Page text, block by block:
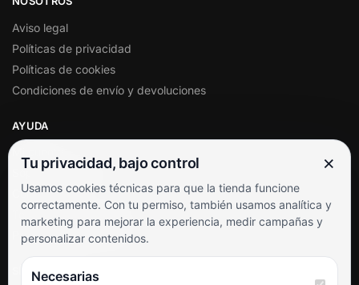
Aviso legal
Políticas de privacidad
Políticas de cookies
Condiciones de envío y devoluciones
AYUDA
Soporte al cliente
Contacto
Términos y condiciones
Preguntas frecuentes
SÍGUENOS
Tu privacidad, bajo control ×
Usamos cookies técnicas para que la tienda funcione
correctamente. Con tu permiso, también usamos analítica y
marketing para mejorar la experiencia, medir campañas y
personalizar contenidos.
Necesarias